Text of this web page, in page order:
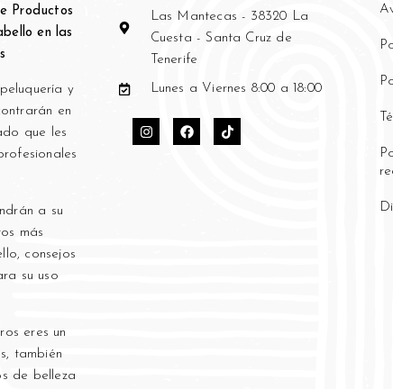
Productos
en las
y
en
que les
a su
más
consejos
su uso
eres un
también
de belleza
Las Mantecas - 38320 La
Cuesta - Santa Cruz de
Tenerife
Lunes a Viernes 8:00 a 18:00
nuestro
información
con nuestros
quienes
información
o que hayan